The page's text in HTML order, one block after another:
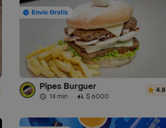
Envío Gratis
Pipes Burguer
14 min · $ 6000
4.8